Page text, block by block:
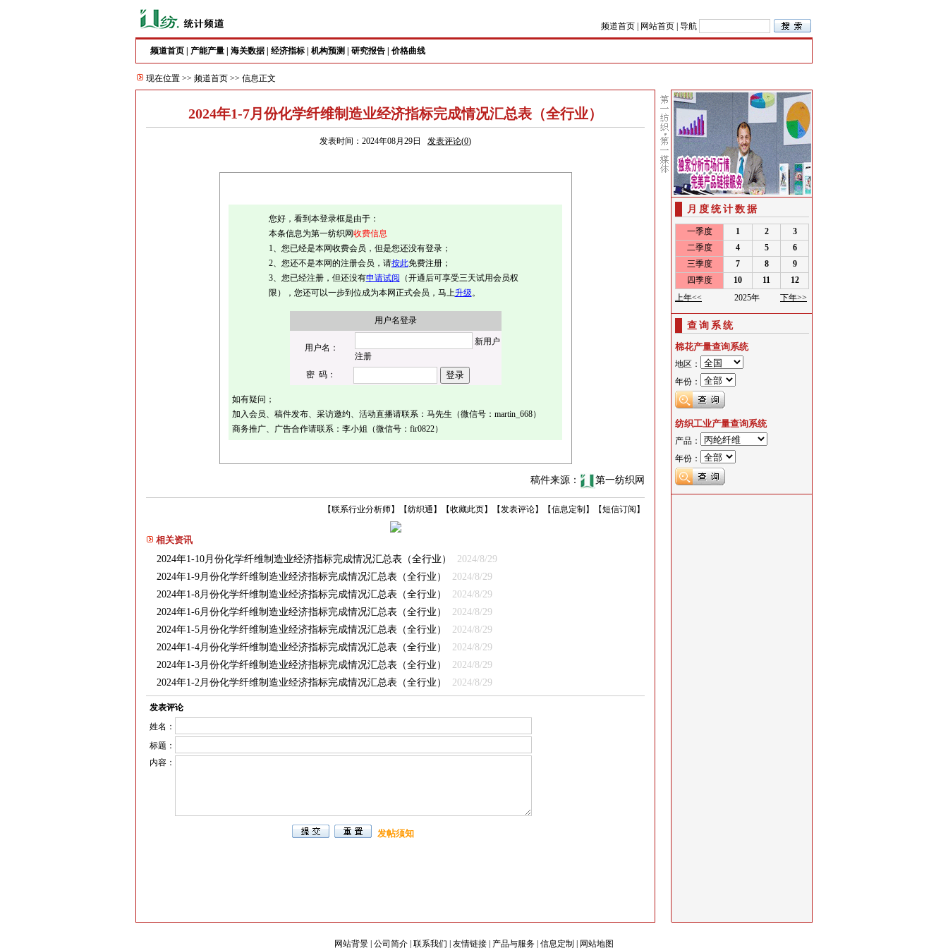
频道首页 网站首页 导航
频道首页 产能产量 海关数据 经济指标 机构预测 研究报告 价格曲线
现在位置 >> 频道首页 >> 信息正文
2024年1-7月份化学纤维制造业经济指标完成情况汇总表（全行业）
发表时间：2024年08月29日 发表评论(0)
您好，看到本登录框是由于：
本条信息为第一纺织网收费信息
1、您已经是本网收费会员，但是您还没有登录；
2、您还不是本网的注册会员，请按此免费注册；
3、您已经注册，但还没有申请试阅 （开通后可享受三天试用会员权
限），您还可以一步到位成为本网正式会员，马上升级。
用户名登录
用户名：
新用户
注册
密 码：
如有疑问；
加入会员、稿件发布、采访邀约、活动直播请联系：马先生（微信号：martin_668）
商务推广、广告合作请联系：李小姐（微信号：fir0822）
稿件来源： 第一纺织网
【短信订阅】
【信息定制】
【发表评论】
【收藏此页】
【纺织通】
【联系行业分析师】
相关资讯
2024年1-10月份化学纤维制造业经济指标完成情况汇总表（全行业）
2024/8/29
2024年1-9月份化学纤维制造业经济指标完成情况汇总表（全行业）
2024/8/29
2024年1-8月份化学纤维制造业经济指标完成情况汇总表（全行业）
2024/8/29
2024年1-6月份化学纤维制造业经济指标完成情况汇总表（全行业）
2024/8/29
2024年1-5月份化学纤维制造业经济指标完成情况汇总表（全行业）
2024/8/29
2024年1-4月份化学纤维制造业经济指标完成情况汇总表（全行业）
2024/8/29
2024年1-3月份化学纤维制造业经济指标完成情况汇总表（全行业）
2024/8/29
2024年1-2月份化学纤维制造业经济指标完成情况汇总表（全行业）
2024/8/29
发表评论
姓名：
标题：
内容：
发帖须知
月度统计数据
查询系统
棉花产量查询系统
地区：
年份：
纺织工业产量查询系统
产品：
年份：
网站背景 公司简介 联系我们 友情链接 产品与服务 信息定制 网站地图